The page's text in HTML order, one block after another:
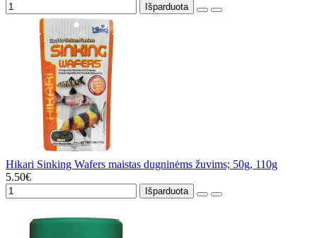
Išparduota
Hikari Sinking Wafers maistas dugninėms žuvims; 50g, 110g
5.50€
Išparduota